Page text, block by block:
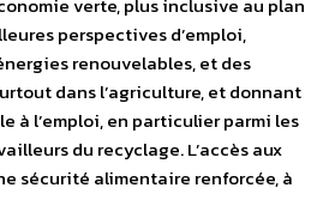
perspectives d’emploi,
renouvelables, et des
dans l’agriculture, et donnant
à l’emploi, en particulier parmi les
du recyclage. L’accès aux
sécurité alimentaire renforcée, à